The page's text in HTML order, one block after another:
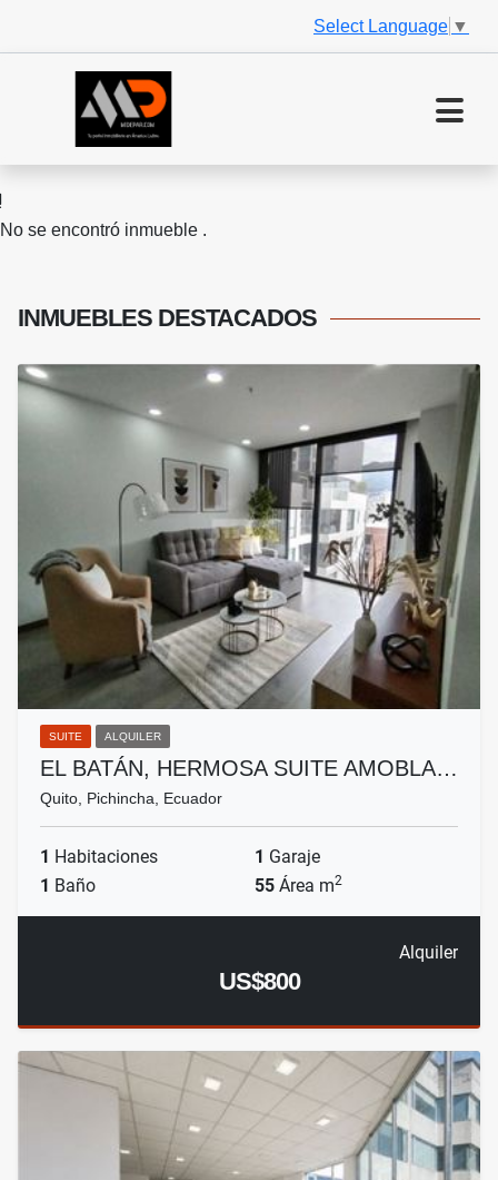
Select Language ▼
No se encontró inmueble .
INMUEBLES DESTACADOS
SUITE ALQUILER
EL BATÁN, HERMOSA SUITE AMOBLA…
Quito, Pichincha, Ecuador
1 Habitaciones 1 Garaje
1 Baño 55 Área m2
Alquiler
US$800